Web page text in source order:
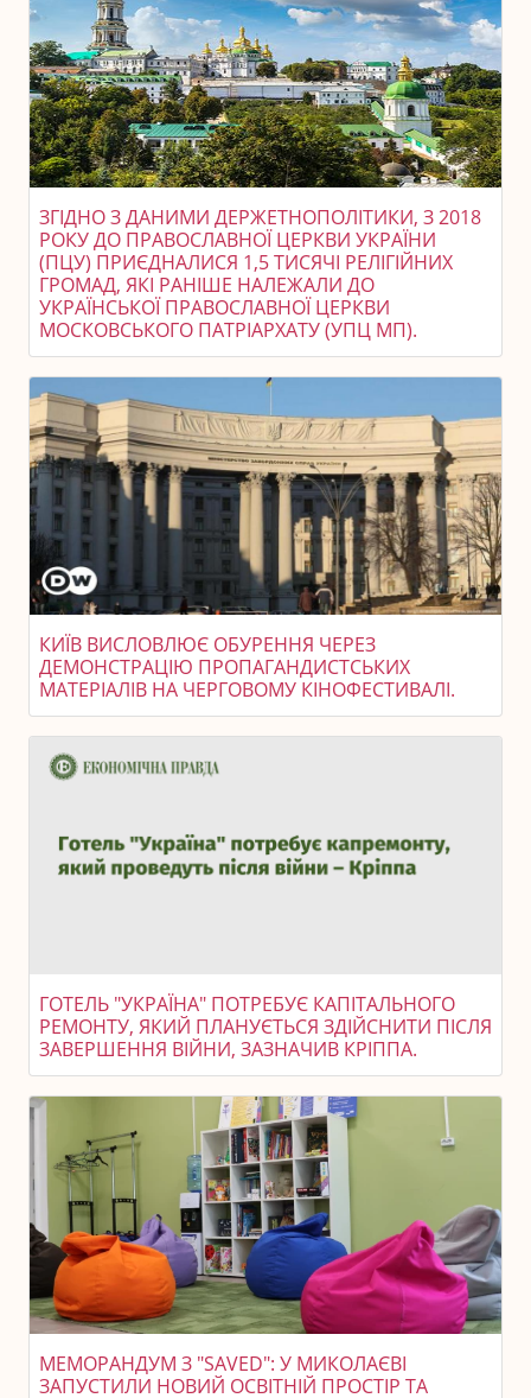
ЗГІДНО З ДАНИМИ ДЕРЖЕТНОПОЛІТИКИ, З 2018
РОКУ ДО ПРАВОСЛАВНОЇ ЦЕРКВИ УКРАЇНИ
(ПЦУ) ПРИЄДНАЛИСЯ 1,5 ТИСЯЧІ РЕЛІГІЙНИХ
ГРОМАД, ЯКІ РАНІШЕ НАЛЕЖАЛИ ДО
УКРАЇНСЬКОЇ ПРАВОСЛАВНОЇ ЦЕРКВИ
МОСКОВСЬКОГО ПАТРІАРХАТУ (УПЦ МП).
КИЇВ ВИСЛОВЛЮЄ ОБУРЕННЯ ЧЕРЕЗ
ДЕМОНСТРАЦІЮ ПРОПАГАНДИСТСЬКИХ
МАТЕРІАЛІВ НА ЧЕРГОВОМУ КІНОФЕСТИВАЛІ.
ГОТЕЛЬ "УКРАЇНА" ПОТРЕБУЄ КАПІТАЛЬНОГО
РЕМОНТУ, ЯКИЙ ПЛАНУЄТЬСЯ ЗДІЙСНИТИ ПІСЛЯ
ЗАВЕРШЕННЯ ВІЙНИ, ЗАЗНАЧИВ КРІППА.
МЕМОРАНДУМ З "SAVED": У МИКОЛАЄВІ
ЗАПУСТИЛИ НОВИЙ ОСВІТНІЙ ПРОСТІР ТА